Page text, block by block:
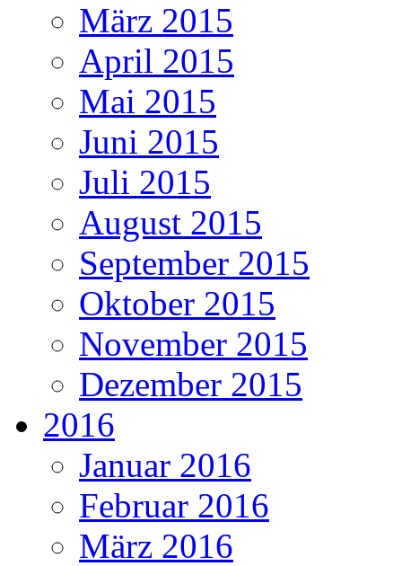
März 2015
April 2015
Mai 2015
Juni 2015
Juli 2015
August 2015
September 2015
Oktober 2015
November 2015
Dezember 2015
2016
Januar 2016
Februar 2016
März 2016